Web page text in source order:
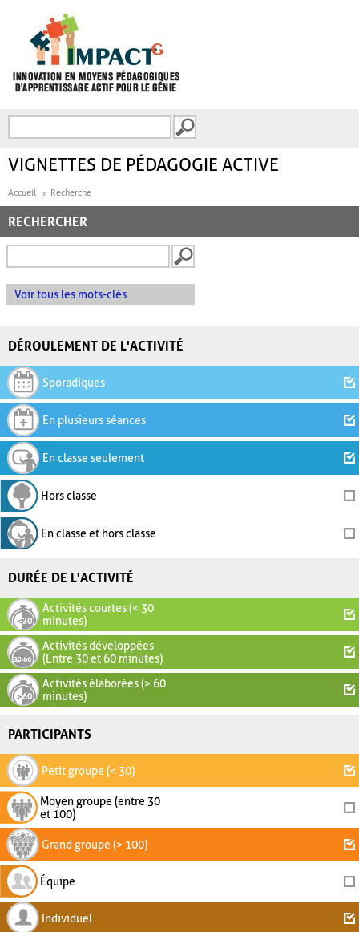
FORMULAIRE DE
VIGNETTES DE PÉDAGOGIE ACTIVE
Accueil Recherche
RECHERCHER
Voir tous les mots-clés
DÉROULEMENT DE L'ACTIVITÉ
Sporadiques
En plusieurs séances
En classe seulement
Hors classe
En classe et hors classe
DURÉE DE L'ACTIVITÉ
Activités courtes (< 30
minutes)
Activités développées
(Entre 30 et 60 minutes)
Activités élaborées (> 60
minutes)
PARTICIPANTS
Petit groupe (< 30)
Moyen groupe (entre 30
et 100)
Grand groupe (> 100)
Équipe
Individuel